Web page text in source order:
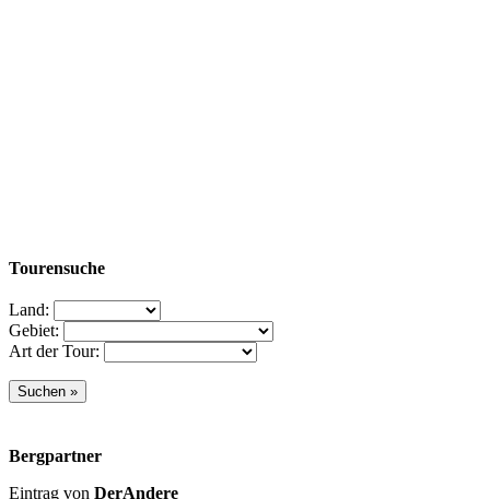
Tourensuche
Land:
Gebiet:
Art der Tour:
Bergpartner
Eintrag von DerAndere